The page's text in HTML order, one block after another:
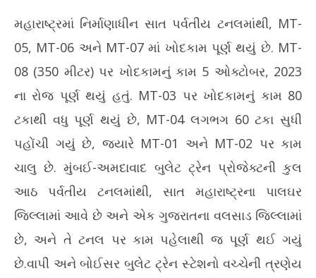
મહારાષ્ટ્રમાં નિર્માણાધીન સાત પર્વતીય ટનલમાંથી, MT-
05, MT-06 અને MT-07 માં ખોદકામ પૂર્ણ થયું છે. MT-
08 (350 મીટર) પર ખોદકામનું કામ 5 ઓક્ટોબર, 2023
ના રોજ પૂર્ણ થયું હતું. MT-03 પર ખોદકામનું કામ 80
ટકાથી વધુ પૂર્ણ થયું છે, MT-04 લગભગ 60 ટકા સુધી
પહોંચી ગયું છે, જ્યારે MT-01 અને MT-02 પર કામ
ચાલુ છે. મુંબઈ-અમદાવાદ બુલેટ ટ્રેન પ્રોજેક્ટની કુલ
આઠ પર્વતીય ટનલમાંથી, સાત મહારાષ્ટ્રના પાલઘર
જિલ્લામાં આવે છે અને એક ગુજરાતના વલસાડ જિલ્લામાં
છે, અને તે ટનલ પર કામ પહેલાથી જ પૂર્ણ થઈ ગયું
છે.વાપી અને બોઈસર બુલેટ ટ્રેન સ્ટેશનો વચ્ચેની ત્રણેય